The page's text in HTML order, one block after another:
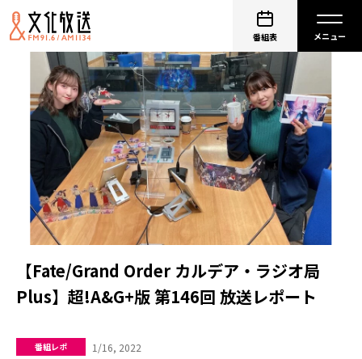
番組表
【Fate/Grand Order カルデア・ラジオ局
Plus】超!A&G+版 第146回 放送レポート
番組レポ 1/16, 2022